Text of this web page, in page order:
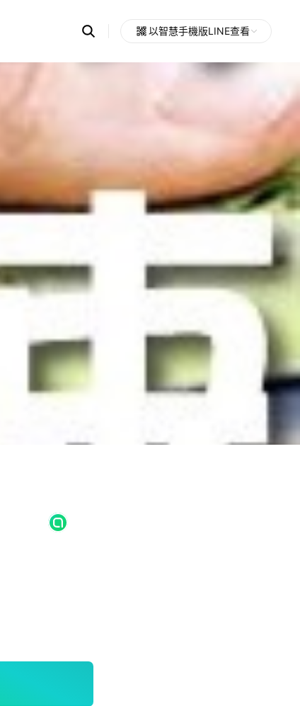
Search
OpenChats
messages
search
以智慧手機版LINE查看